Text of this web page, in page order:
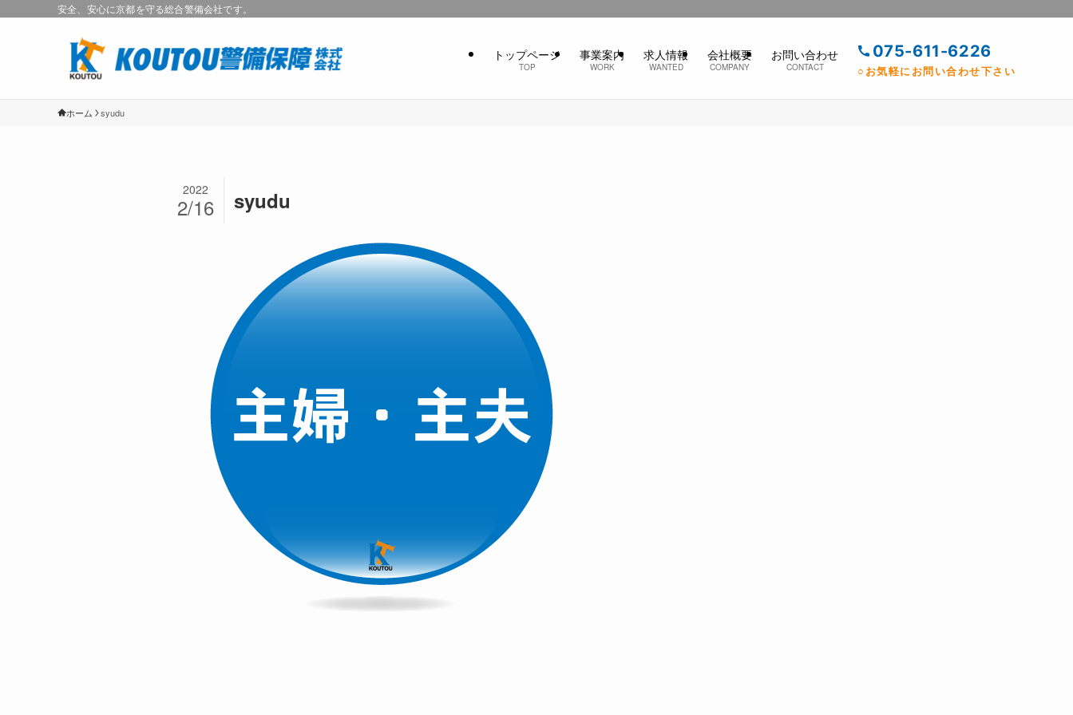
安全、安心に京都を守る総合警備会社です。
トップページ
TOP
事業案内
WORK
求人情報
WANTED
会社概要
COMPANY
お問い合わせ
CONTACT
075-611-6226
○お気軽にお問い合わせ下さい
ホーム syudu
syudu
2022
2/16